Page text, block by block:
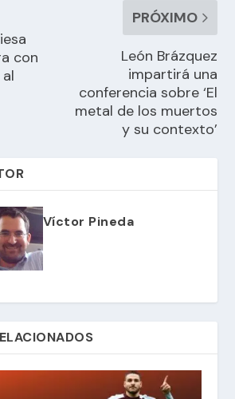
con
PRÓXIMO
León Brázquez
impartirá una
conferencia sobre ‘El
metal de los muertos
y su contexto’
Víctor Pineda